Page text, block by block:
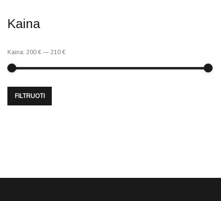
Kaina
FILTRUOTI
Kaina: 200 € — 210 €